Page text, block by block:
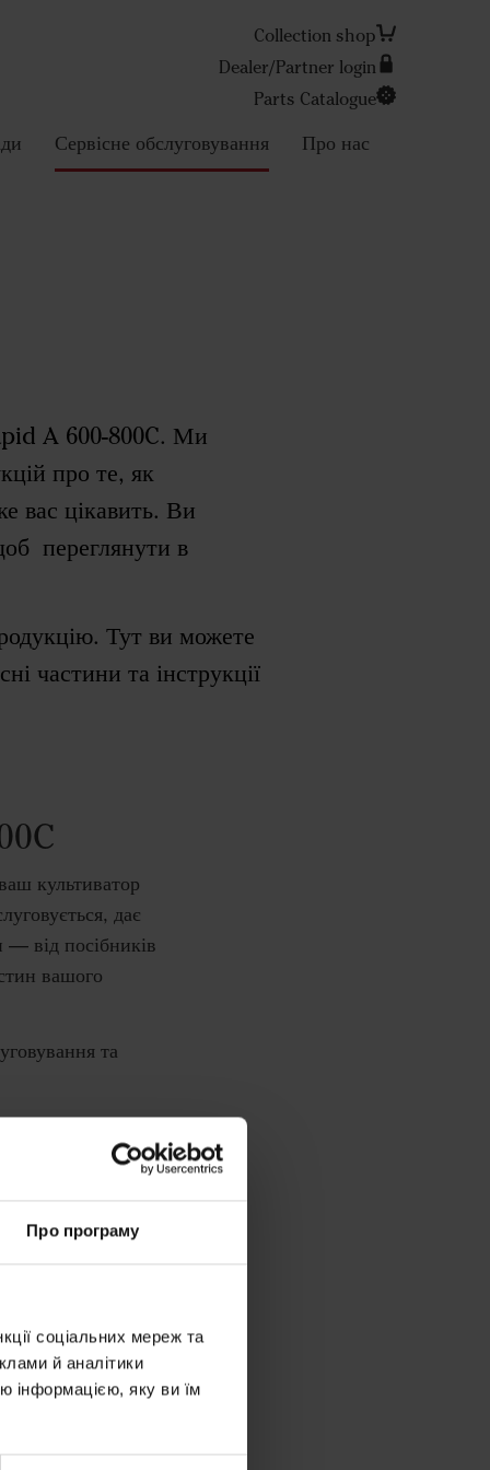
Про програму
соціальних мереж та
й аналітики
інформацією, яку ви їм
Collection shop
Dealer/Partner login
Parts Catalogue
Сервісне обслуговування Про нас
A 600-800C. Ми
про те, як
вас цікавить. Ви
переглянути в
Тут ви можете
частини та інструкції
культиватор
дає
— від посібників
вашого
та